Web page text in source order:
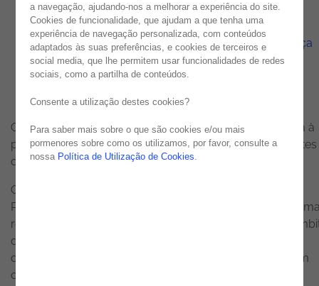
CSIRT Noesis
Equipa de Resposta a Incidentes de Cibersegurança
O CSIRT Noesis é a equipa da Noesis Portugal dedicada à
prevenção, deteção, coordenação e resposta a
cibersegurança.
Opera 24 horas por dia, 7 dias por semana, a partir de
Portugal, respondendo a incidentes que afetem os
redes, aplicações e utilizadores do Grupo Noesis. No
da sua participação em redes nacionais e europeias de
cooperação em cibersegurança, colabora também com
outras equipas de resposta a incidentes e autoridades
a navegação, ajudando-nos a melhorar a experiência do site.
Cookies de funcionalidade, que ajudam a que tenha uma
experiência de navegação personalizada, com conteúdos
adaptados às suas preferências, e cookies de terceiros e
social media, que lhe permitem usar funcionalidades de redes
sociais, como a partilha de conteúdos.
Consente a utilização destes cookies?
Para saber mais sobre o que são cookies e/ou mais
pormenores sobre como os utilizamos, por favor, consulte a
nossa Política de Utilização de Cookies